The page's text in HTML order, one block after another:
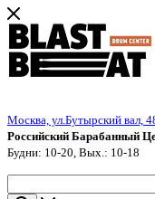
Москва, ул.Бутырский вал,
Российский Барабанный
Будни: 10-20, Вых.: 10-18